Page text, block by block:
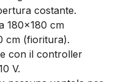
costante.
180×180 cm
cm (fioritura).
con il controller
V.